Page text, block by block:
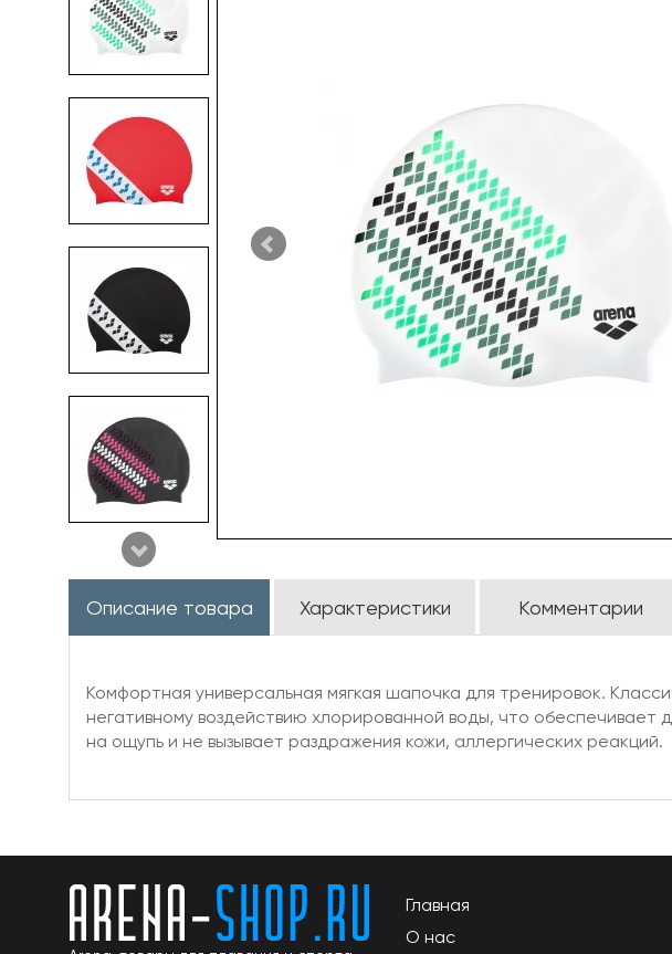
Описание товара Характеристики Комментарии
Комфортная универсальная мягкая шапочка для тренировок.
негативному воздействию хлорированной воды, что
на ощупь и не вызывает раздражения кожи, аллергических реакций.
Главная
О нас